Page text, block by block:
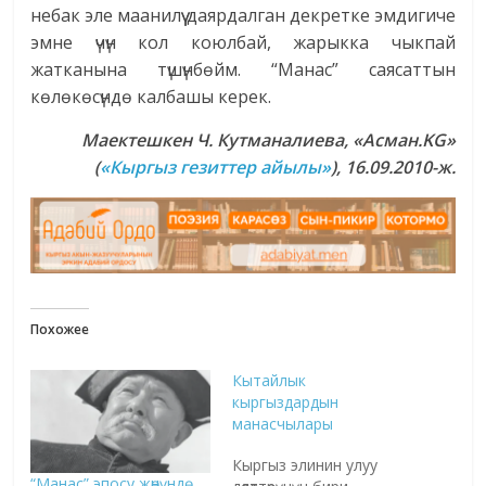
небак эле маанилүү даярдалган декретке эмдигиче
эмне үчүн кол коюлбай, жарыкка чыкпай
жатканына түшүнбөйм. “Манас” саясаттын
көлөкөсүндө калбашы керек.
Маектешкен Ч. Кутманалиева, «Асман.KG»
(«Кыргыз гезиттер айылы»), 16.09.2010-ж.
Похожее
Кытайлык
кыргыздардын
манасчылары
Кыргыз элинин улуу